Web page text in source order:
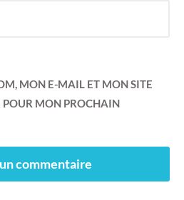
MON E-MAIL ET MON SITE
MON PROCHAIN